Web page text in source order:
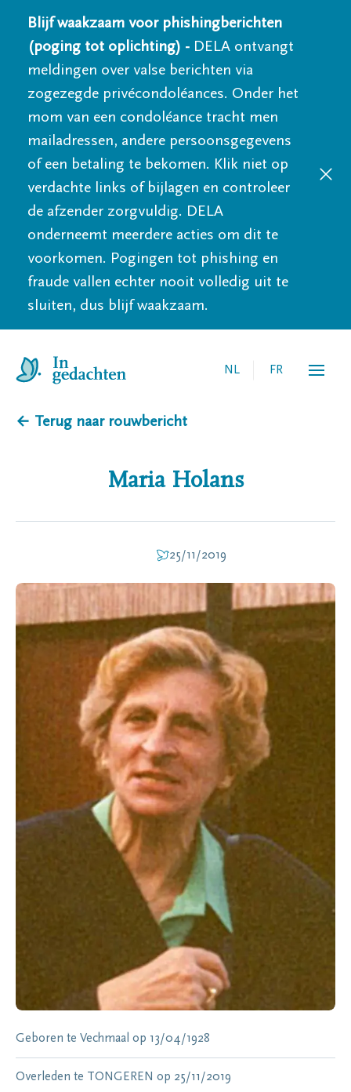
Blijf waakzaam voor phishingberichten
(poging tot oplichting) - DELA ontvangt
meldingen over valse berichten via
zogezegde privécondoléances. Onder het
mom van een condoléance tracht men
mailadressen, andere persoonsgegevens
of een betaling te bekomen. Klik niet op
verdachte links of bijlagen en controleer
de afzender zorgvuldig. DELA
onderneemt meerdere acties om dit te
voorkomen. Pogingen tot phishing en
fraude vallen echter nooit volledig uit te
sluiten, dus blijf waakzaam.
NL FR
← Terug naar rouwbericht
Maria Holans
25/11/2019
Geboren te Vechmaal op 13/04/1928
Overleden te TONGEREN op 25/11/2019